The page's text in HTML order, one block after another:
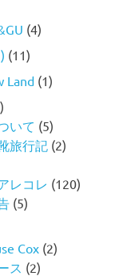
(4)
(11)
Land(1)
いて (5)
旅行記 (2)
レコレ (120)
(5)
Cox(2)
ス (2)